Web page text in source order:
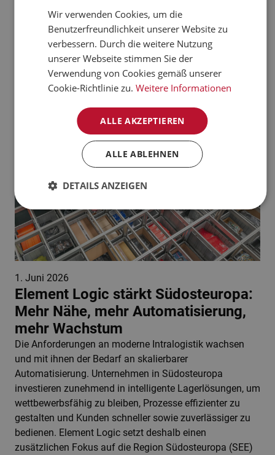
verarbeiten kann.
Jetzt mehr erfahren
Aktuelle News:
1. Juni 2026
Element Logic stärkt Südosteuropa:
Mehr Nähe, mehr Automatisierung,
mehr Wachstum
Die Anforderungen an moderne Intralogistik wachsen
und mit ihnen der Bedarf an skalierbarer
Automatisierung. Unternehmen in Südosteuropa
investieren zunehmend in intelligente Lagerlösungen, um
wettbewerbsfähig zu bleiben, Prozesse effizienter zu
gestalten und Kunden schneller sowie zuverlässiger zu
bedienen. Element Logic setzt deshalb einen
zusätzlichen Fokus auf die Region Südosteuropa (SEE)
FRENCH
DANISH
ITALIAN
ENGLISH
Wir verwenden Cookies, um die
Benutzerfreundlichkeit unserer Website zu
verbessern. Durch die weitere Nutzung
unserer Webseite stimmen Sie der
Verwendung von Cookies gemäß unserer
Cookie-Richtlinie zu. Weitere Informationen
ALLE AKZEPTIEREN
ALLE ABLEHNEN
DETAILS ANZEIGEN